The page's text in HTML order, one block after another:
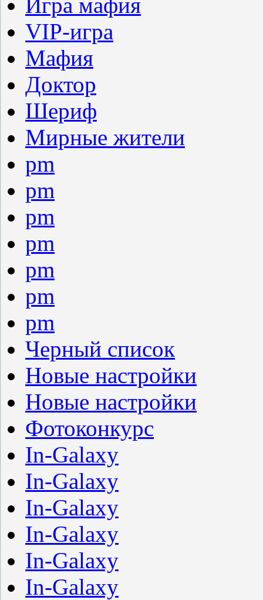
VIP-игра
Мафия
Доктор
Шериф
Мирные жители
pm
pm
pm
pm
pm
pm
pm
Черный список
Новые настройки
Новые настройки
Фотоконкурс
In-Galaxy
In-Galaxy
In-Galaxy
In-Galaxy
In-Galaxy
In-Galaxy